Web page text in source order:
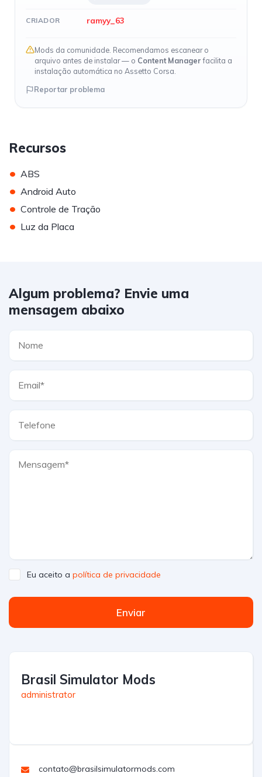
CRIADOR ramyy_63
Mods da comunidade. Recomendamos escanear o
arquivo antes de instalar — o Content Managerfacilita a
instalação automática no Assetto Corsa.
Reportar problema
Recursos
• ABS
• Android Auto
• Controle de Tração
• Luz da Placa
Algum problema? Envie uma
mensagem abaixo
Eu aceito a política de privacidade
Enviar
Brasil Simulator Mods
administrator
contato@brasilsimulatormods.com